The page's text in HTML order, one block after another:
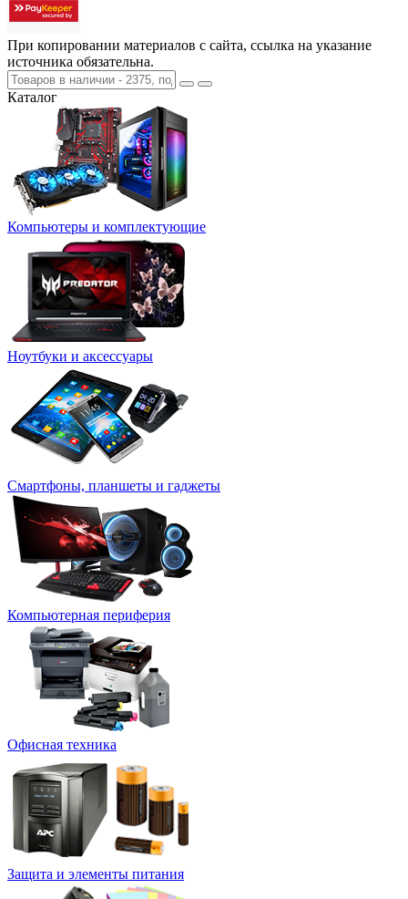
При копировании материалов с сайта, ссылка на указание
источника обязательна.
Каталог
Компьютеры и комплектующие
Ноутбуки и аксессуары
Смартфоны, планшеты и гаджеты
Компьютерная периферия
Офисная техника
Защита и элементы питания